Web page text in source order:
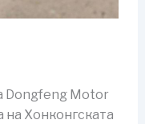
Dongfeng Motor
на Хонконгската